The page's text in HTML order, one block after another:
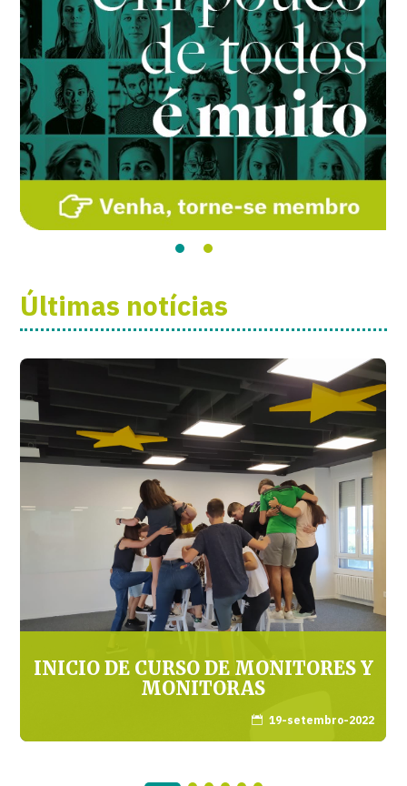
Últimas notícias
INICIO DE CURSO DE MONITORES Y
MONITORAS
 19-setembro-2022